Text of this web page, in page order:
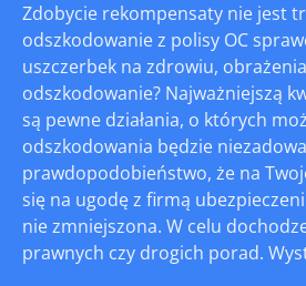
Zdobycie rekompensaty nie jest
odszkodowanie z polisy OC
uszczerbek na zdrowiu,
odszkodowanie? Najważniejszą
są pewne działania, o których
odszkodowania będzie
prawdopodobieństwo, że na
się na ugodę z firmą
nie zmniejszona. W celu
prawnych czy drogich porad.